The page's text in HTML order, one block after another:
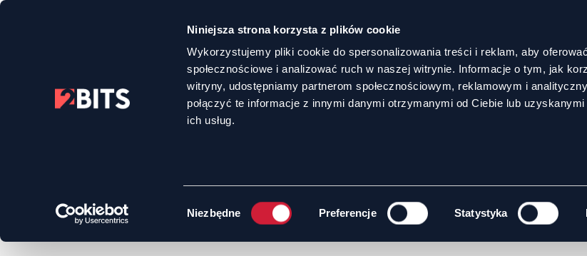
Niniejsza strona korzysta z plików cookie
Wykorzystujemy pliki cookie do spersonalizowania treści i reklam, aby
społecznościowe i analizować ruch w naszej witrynie. Informacje o tym, jak
witryny, udostępniamy partnerom społecznościowym, reklamowym i
połączyć te informacje z innymi danymi otrzymanymi od Ciebie lub
ich usług.
Niezbędne Preferencje Statystyka
OFERTA ENGAGE365 - ROZWÓJ ZAANGAŻOWANIA ZESPOŁOWEGO